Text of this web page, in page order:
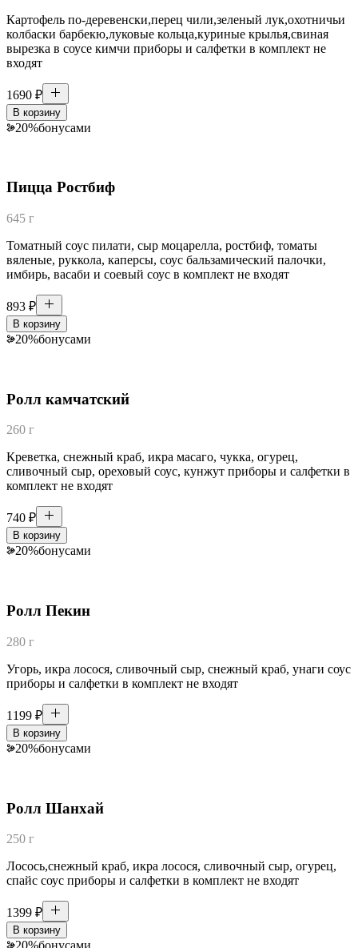
Картофель по-деревенски,перец чили,зеленый лук,охотничьи
колбаски барбекю,луковые кольца,куриные крылья,свиная
вырезка в соусе кимчи приборы и салфетки в комплект не
входят
1690 ₽
В корзину
20%бонусами
Пицца Ростбиф
645 г
Томатный соус пилати, сыр моцарелла, ростбиф, томаты
вяленые, руккола, каперсы, соус бальзамический палочки,
имбирь, васаби и соевый соус в комплект не входят
893 ₽
В корзину
20%бонусами
Ролл камчатский
260 г
Креветка, снежный краб, икра масаго, чукка, огурец,
сливочный сыр, ореховый соус, кунжут приборы и салфетки в
комплект не входят
740 ₽
В корзину
20%бонусами
Ролл Пекин
280 г
Угорь, икра лосося, сливочный сыр, снежный краб, унаги соус
приборы и салфетки в комплект не входят
1199 ₽
В корзину
20%бонусами
Ролл Шанхай
250 г
Лосось,снежный краб, икра лосося, сливочный сыр, огурец,
спайс соус приборы и салфетки в комплект не входят
1399 ₽
В корзину